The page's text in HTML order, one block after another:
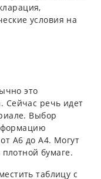
условия на
это
речь идет
Выбор
А6 до А4. Могут
бумаге.
таблицу с